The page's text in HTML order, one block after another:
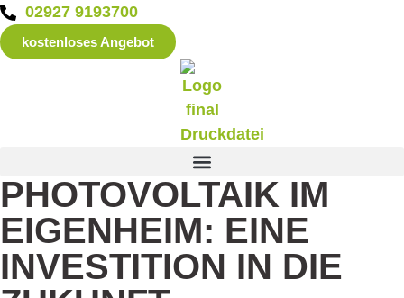
02927 9193700
kostenloses Angebot
PHOTOVOLTAIK IM
EIGENHEIM: EINE
INVESTITION IN DIE